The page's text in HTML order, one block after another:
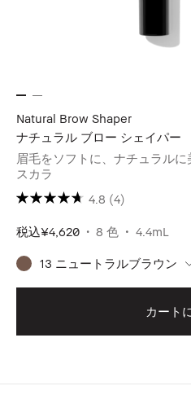
Natural Brow Shaper
ナチュラル ブロー シェイパー
眉毛をソフトに、ナチュラル
スカラ
4.8 (4)
税込¥4,620 8 色 4.4mL
13 ニュートラルブラウン
カート